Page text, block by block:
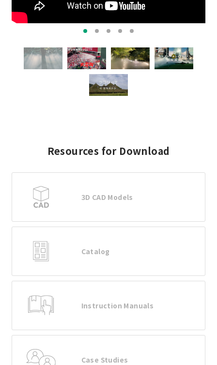
Resources for Download
3D CAD Models
Catalog
Instruction Manuals
Case Studies